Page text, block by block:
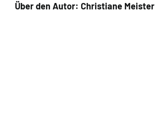
Über den Autor: Christiane Meister